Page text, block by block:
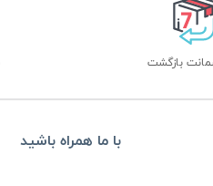
با ما همراه باشید